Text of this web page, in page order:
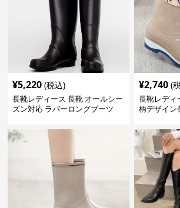
¥5,220 (税込)
長靴レディース 長靴 オールシー
ズン対応 ラバーロングブーツ
¥2,740 (
長靴レディ
柄デザイン